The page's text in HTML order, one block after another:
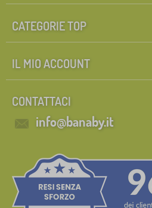
CATEGORIE TOP
IL MIO ACCOUNT
CONTATTACI
info@banaby.it